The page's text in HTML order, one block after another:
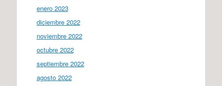
enero 2023
diciembre 2022
noviembre 2022
octubre 2022
septiembre 2022
agosto 2022